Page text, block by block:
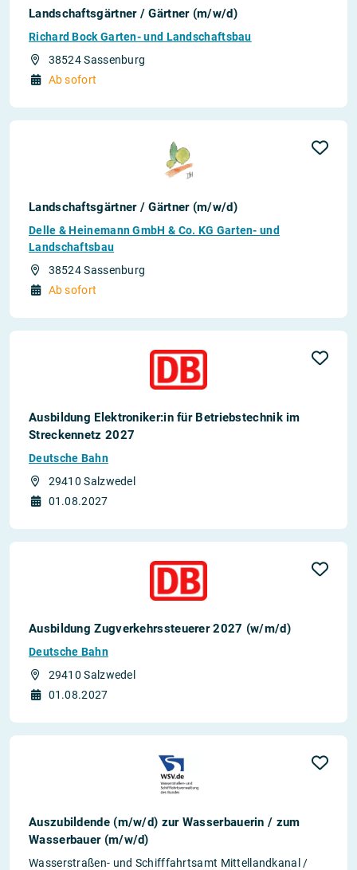
Landschaftsgärtner / Gärtner (m/w/d)
Richard Bock Garten- und Landschaftsbau
38524 Sassenburg
Ab sofort
Landschaftsgärtner / Gärtner (m/w/d)
Delle & Heinemann GmbH & Co. KG Garten- und
Landschaftsbau
38524 Sassenburg
Ab sofort
Ausbildung Elektroniker:in für Betriebstechnik im
Streckennetz 2027
Deutsche Bahn
29410 Salzwedel
01.08.2027
Ausbildung Zugverkehrssteuerer 2027 (w/m/d)
Deutsche Bahn
29410 Salzwedel
01.08.2027
Auszubildende (m/w/d) zur Wasserbauerin / zum
Wasserbauer (m/w/d)
Wasserstraßen- und Schifffahrtsamt Mittellandkanal /